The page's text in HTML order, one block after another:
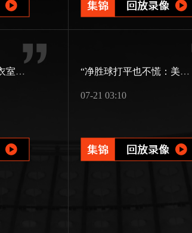
世界杯场馆焕新：更衣室动线重构与效能提升方案 “净胜球打平也不慌：美加墨世界杯小组出线新规一图看懂”
07-21 03:10